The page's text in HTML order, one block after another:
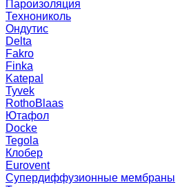
Пароизоляция
Технониколь
Ондутис
Delta
Fakro
Finka
Katepal
Tyvek
RothoBlaas
Ютафол
Docke
Tegola
Клобер
Eurovent
Супердиффузионные мембраны